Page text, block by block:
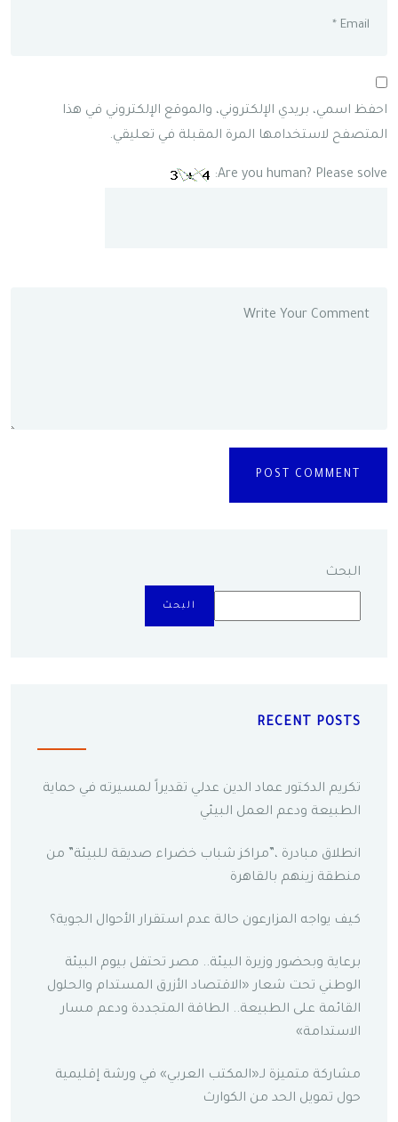
احفظ اسمي، بريدي الإلكتروني، والموقع الإلكتروني في هذا
المتصفح لاستخدامها المرة المقبلة في تعليقي.
Are you human? Please solve:
البحث
البحث
RECENT POSTS
تكريم الدكتور عماد الدين عدلي تقديراً لمسيرته في حماية
الطبيعة ودعم العمل البيئي
انطلاق مبادرة ،”مراكز شباب خضراء صديقة للبيئة” من
منطقة زينهم بالقاهرة
كيف يواجه المزارعون حالة عدم استقرار الأحوال الجوية؟
برعاية وبحضور وزيرة البيئة.. مصر تحتفل بيوم البيئة
الوطني تحت شعار «الاقتصاد الأزرق المستدام والحلول
القائمة على الطبيعة.. الطاقة المتجددة ودعم مسار
الاستدامة»
مشاركة متميزة لـ«المكتب العربي» في ورشة إقليمية
حول تمويل الحد من الكوارث